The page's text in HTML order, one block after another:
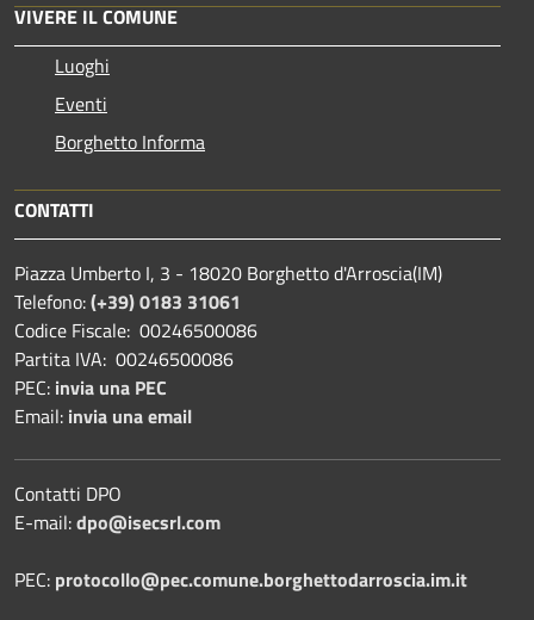
VIVERE IL COMUNE
Luoghi
Eventi
Borghetto Informa
CONTATTI
Piazza Umberto I, 3 - 18020 Borghetto d'Arroscia(IM)
Telefono:(+39) 0183 31061
Codice Fiscale: 00246500086
Partita IVA: 00246500086
PEC: invia una PEC
Email: invia una email
Contatti DPO
E-mail:dpo@isecsrl.com
PEC: protocollo@pec.comune.borghettodarroscia.im.it